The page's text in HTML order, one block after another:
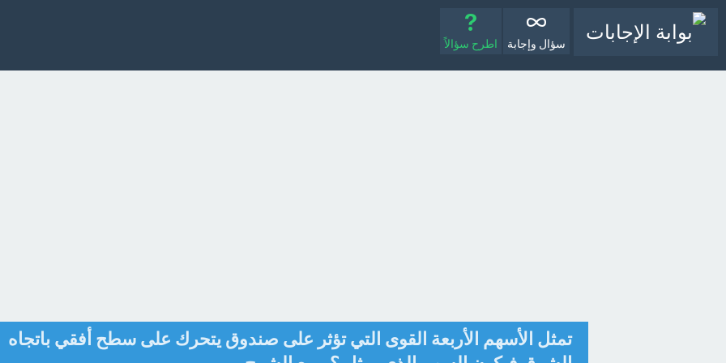
سؤال وإجابة اطرح سؤالاً
تمثل الأسهم الأربعة القوى التي تؤثر على صندوق يتحرك على سطح أفقي باتجاه